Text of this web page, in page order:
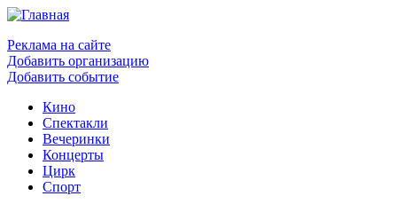
Реклама на сайте
Добавить организацию
Добавить событие
Кино
Спектакли
Вечеринки
Концерты
Цирк
Спорт